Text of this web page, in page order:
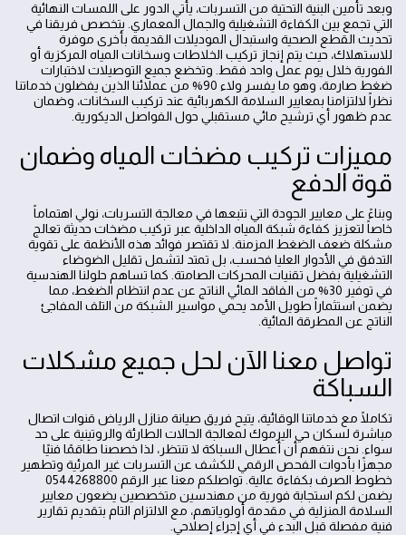
وبعد تأمين البنية التحتية من التسربات، يأتي الدور على اللمسات النهائية
التي تجمع بين الكفاءة التشغيلية والجمال المعماري. يتخصص فريقنا في
تحديث القطع الصحية واستبدال الموديلات القديمة بأخرى موفرة
للاستهلاك، حيث يتم إنجاز تركيب الخلاطات وسخانات المياه المركزية أو
الفورية خلال يوم عمل واحد فقط. وتخضع جميع التوصيلات لاختبارات
ضغط صارمة، وهو ما يفسر ولاء 90% من عملائنا الذين يفضلون خدماتنا
نظراً لالتزامنا بمعايير السلامة الكهربائية عند تركيب السخانات، وضمان
عدم ظهور أي ترشيح مائي مستقبلي حول الفواصل الديكورية.
مميزات تركيب مضخات المياه وضمان
قوة الدفع
وبناءً على معايير الجودة التي نتبعها في معالجة التسربات، نولي اهتماماً
خاصاً لتعزيز كفاءة شبكة المياه الداخلية عبر تركيب مضخات حديثة تعالج
مشكلة ضعف الضغط المزمنة. لا تقتصر فوائد هذه الأنظمة على تقوية
التدفق في الأدوار العليا فحسب، بل تمتد لتشمل تقليل الضوضاء
التشغيلية بفضل تقنيات المحركات الصامتة. كما تساهم حلولنا الهندسية
في توفير 30% من الفاقد المائي الناتج عن عدم انتظام الضغط، مما
يضمن استثماراً طويل الأمد يحمي مواسير الشبكة من التلف المفاجئ
الناتج عن المطرقة المائية.
تواصل معنا الآن لحل جميع مشكلات
السباكة
تكاملًا مع خدماتنا الوقائية، يتيح فريق صيانة منازل الرياض قنوات اتصال
مباشرة لسكان حي اليرموك لمعالجة الحالات الطارئة والروتينية على حد
سواء. نحن نتفهم أن أعطال السباكة لا تنتظر، لذا خصصنا طاقمًا فنيًا
مجهزًا بأدوات الفحص الرقمي للكشف عن التسربات غير المرئية وتطهير
خطوط الصرف بكفاءة عالية. تواصلكم معنا عبر الرقم 0544268800
يضمن لكم استجابة فورية من مهندسين متخصصين يضعون معايير
السلامة المنزلية في مقدمة أولوياتهم، مع الالتزام التام بتقديم تقارير
فنية مفصلة قبل البدء في أي إجراء إصلاحي.